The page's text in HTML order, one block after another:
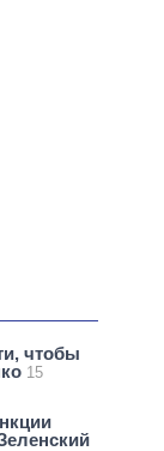
чтобы
15